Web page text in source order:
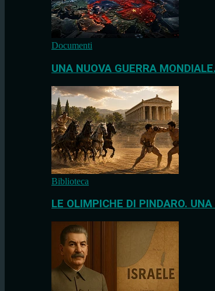
Documenti
UNA NUOVA GUERRA
Biblioteca
LE OLIMPICHE DI PINDARO.